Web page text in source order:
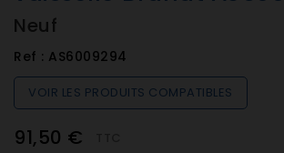
Neuf
Ref : AS6009294
VOIR LES PRODUITS COMPATIBLES
91,50 €